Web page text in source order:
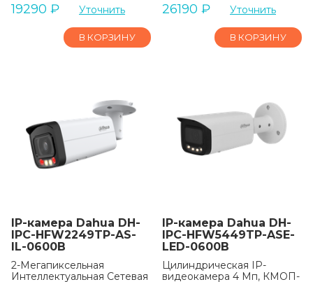
19290 ₽ Уточнить
В КОРЗИНУ
26190 ₽ Уточнить
В КОРЗИНУ
IP-камера Dahua DH-
IPC-HFW2249TP-AS-
IL-0600B
2-Мегапиксельная
Интеллектуальная Сетевая
IP-камера Dahua DH-
IPC-HFW5449TP-ASE-
LED-0600B
Цилиндрическая IP-
видеокамера 4 Мп, КМОП-